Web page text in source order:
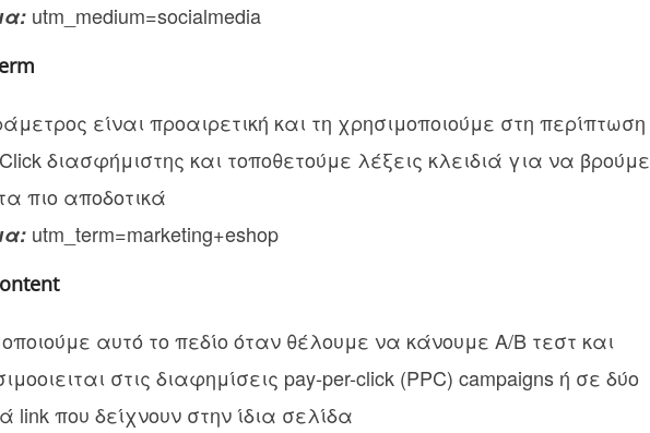
utm_medium=socialmedia
είναι προαιρετική και τη χρησιμοποιούμε στη περίπτωση
διασφήμιστης και τοποθετούμε λέξεις κλειδιά για να βρούμε
πιο αποδοτικά
utm_term=marketing+eshop
αυτό το πεδίο όταν θέλουμε να κάνουμε A/B τεστ και
στις διαφημίσεις pay-per-click (PPC) campaigns ή σε δύο
link που δείχνουν στην ίδια σελίδα